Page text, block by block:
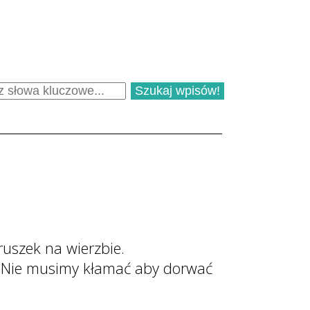
na wierzbie.
musimy kłamać aby dorwać